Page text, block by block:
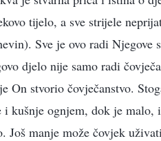
tijelo, a sve strijele
Sve je ovo radi Njegove
djelo nije samo radi
stvorio čovječanstvo.
kušnje ognjem, dok je
Još manje može čovjek